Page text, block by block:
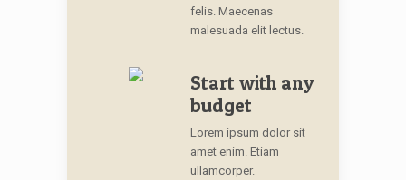
felis. Maecenas
malesuada elit lectus.
Start with any
budget
Lorem ipsum dolor sit
amet enim. Etiam
ullamcorper.